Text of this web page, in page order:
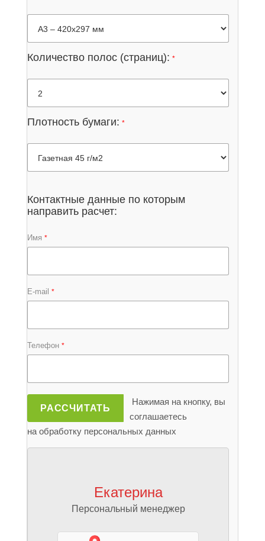
Количество полос (страниц): *
Плотность бумаги: *
Контактные данные по которым
направить расчет:
Имя *
E-mail *
Телефон *
РАССЧИТАТЬ
Нажимая на кнопку, вы
соглашаетесь
на обработку персональных данных
Екатерина
Персональный менеджер